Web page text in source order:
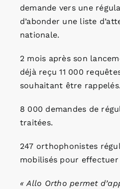
demande vers une
d’abonder une liste
nationale.
2 mois après son
déjà reçu 11 000
souhaitant être rappelés.
8 000 demandes de
traitées.
247 orthophonistes
mobilisés pour
« Allo Ortho permet